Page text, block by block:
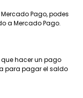
Pago, podes
a Mercado Pago.
hacer un pago
para pagar el saldo